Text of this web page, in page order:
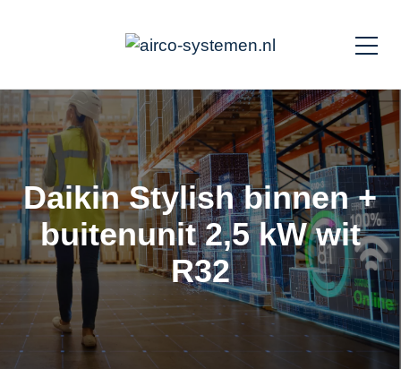
Daikin Stylish binnen +
buitenunit 2,5 kW wit
R32